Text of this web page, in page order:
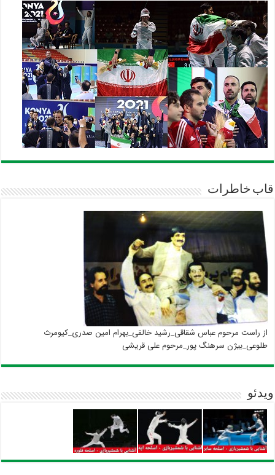
قاب خاطرات
از راست مرحوم عباس شقاقی_رشید خالقی_بهرام امین صدری_کیومرث
طلوعی_بیژن سرهنگ پور_مرحوم علی قریشی
ویدئو